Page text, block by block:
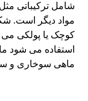
شامل ترکیباتی
مواد دیگر است.
کوچک یا پولکی
استفاده می شود
ماهی سوخاری و